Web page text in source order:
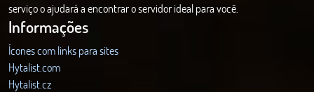
serviço o ajudará a encontrar o servidor ideal para você.
Informações
Ícones com links para sites
Hytalist.com
Hytalist.cz